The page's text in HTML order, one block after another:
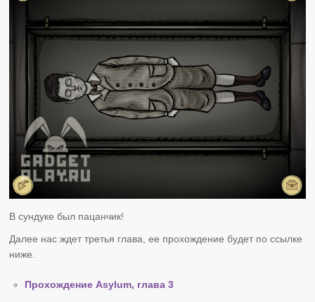
В сундуке был пацанчик!
Далее нас ждет третья глава, ее прохождение будет по ссылке
ниже.
Прохождение Asylum, глава 3